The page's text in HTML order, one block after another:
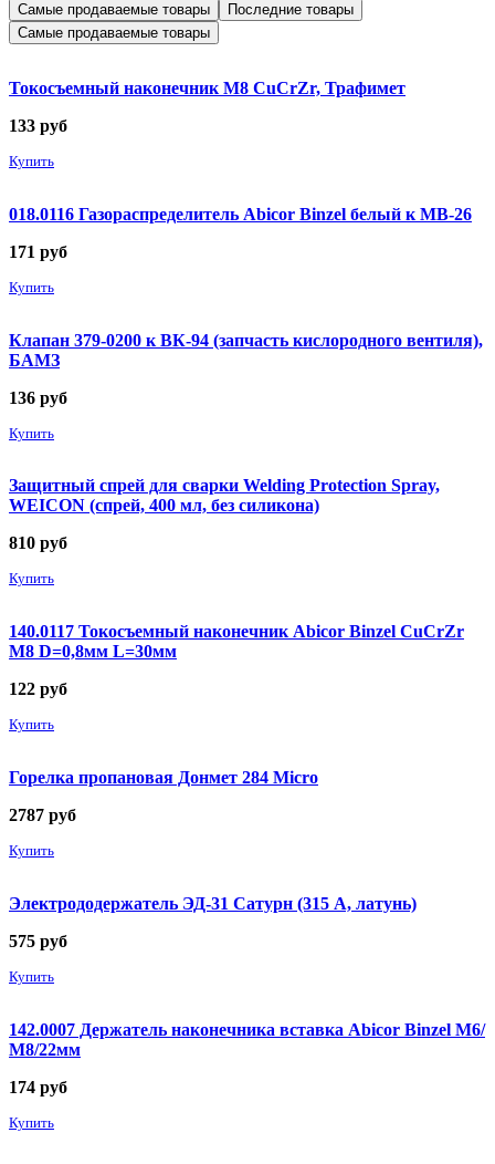
Самые продаваемые товары
Последние товары
Самые продаваемые товары
Токосъемный наконечник М8 CuCrZr, Трафимет
133 руб
Купить
018.0116 Газораспределитель Abicor Binzel белый к MB-26
171 руб
Купить
Клапан 379-0200 к ВК-94 (запчасть кислородного вентиля),
БАМЗ
136 руб
Купить
Защитный спрей для сварки Welding Protection Spray,
WEICON (спрей, 400 мл, без силикона)
810 руб
Купить
140.0117 Токосъемный наконечник Abicor Binzel CuCrZr
М8 D=0,8мм L=30мм
122 руб
Купить
Горелка пропановая Донмет 284 Micro
2787 руб
Купить
Электрододержатель ЭД-31 Сатурн (315 А, латунь)
575 руб
Купить
142.0007 Держатель наконечника вставка Abicor Binzel М6/
М8/22мм
174 руб
Купить